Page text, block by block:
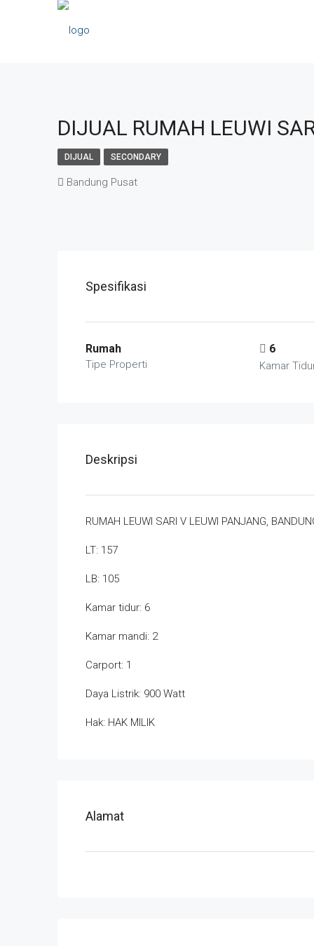
DIJUAL RUMAH LEUWI
DIJUAL SECONDARY
Bandung Pusat
Spesifikasi
Rumah
Tipe Properti
6
Kamar
Deskripsi
RUMAH LEUWI SARI V LEUWI PANJANG,
LT: 157
LB: 105
Kamar tidur: 6
Kamar mandi: 2
Carport: 1
Daya Listrik: 900 Watt
Hak: HAK MILIK
Alamat